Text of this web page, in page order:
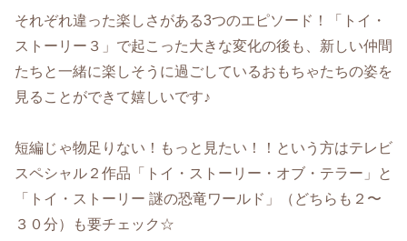
それぞれ違った楽しさがある3つのエピソード！「トイ・
ストーリー３」で起こった大きな変化の後も、新しい仲間
たちと一緒に楽しそうに過ごしているおもちゃたちの姿を
見ることができて嬉しいです♪
短編じゃ物足りない！もっと見たい！！という方はテレビ
スペシャル２作品「トイ・ストーリー・オブ・テラー」と
「トイ・ストーリー 謎の恐竜ワールド」（どちらも２〜
３０分）も要チェック☆